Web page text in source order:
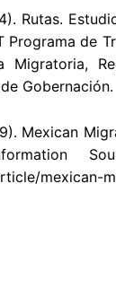
Rutas.
Programa de
Migratoria,
Gobernación.
Mexican
mexican-